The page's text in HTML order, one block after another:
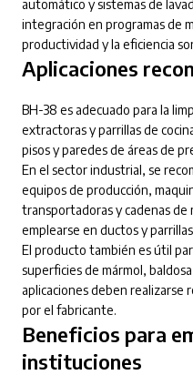
automático y sistemas de
integración en programas de
productividad y la eficiencia
Aplicaciones
BH-38 es adecuado para la
extractoras y parrillas de
pisos y paredes de áreas de
En el sector industrial, se
equipos de producción,
transportadoras y cadenas de
emplearse en ductos y
El producto también es útil
superficies de mármol,
aplicaciones deben realizarse
por el fabricante.
Beneficios para
instituciones